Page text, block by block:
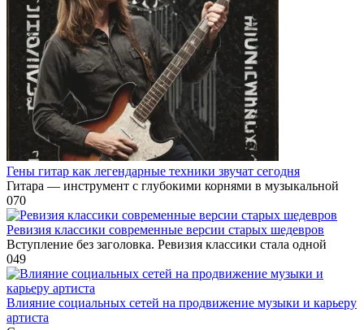
Гены гитар как легендарные техники звучат сегодня
Гитара — инструмент с глубокими корнями в музыкальной
070
Ревизия классики современные версии старых шедевров
Вступление без заголовка. Ревизия классики стала одной
049
Влияние социальных сетей на продвижение музыки и карьеру
артиста